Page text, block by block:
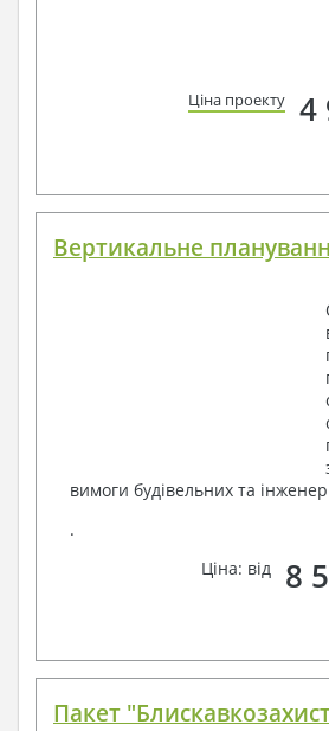
Ціна проекту 4
Вертикальне
вимоги будівельних та
.
Ціна: від
8
Пакет